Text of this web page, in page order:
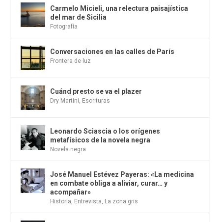
Carmelo Micieli, una relectura paisajística
del mar de Sicilia
Fotografía
Conversaciones en las calles de París
Frontera de luz
Cuánd presto se va el plazer
Dry Martini, Escrituras
Leonardo Sciascia o los orígenes
metafísicos de la novela negra
Novela negra
José Manuel Estévez Payeras: «La medicina
en combate obliga a aliviar, curar… y
acompañar»
Historia, Entrevista, La zona gris